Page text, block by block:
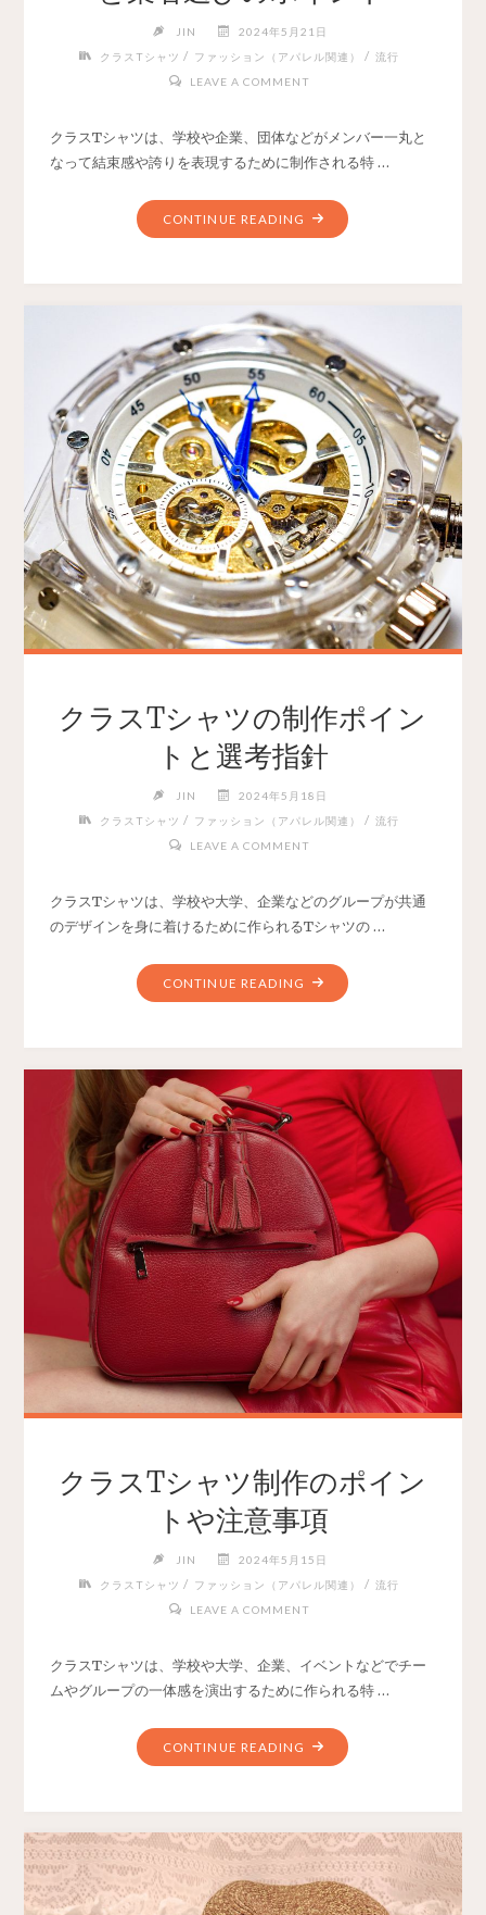
JIN
2024年5月21日
クラスTシャツ / ファッション（アパレル関連） / 流行
LEAVE A COMMENT
クラスTシャツは、学校や企業、団体などがメンバー一丸と
なって結束感や誇りを表現するために制作される特 …
CONTINUE READING
クラスTシャツの制作ポイン
トと選考指針
JIN
2024年5月18日
クラスTシャツ / ファッション（アパレル関連） / 流行
LEAVE A COMMENT
クラスTシャツは、学校や大学、企業などのグループが共通
のデザインを身に着けるために作られるTシャツの …
CONTINUE READING
クラスTシャツ制作のポイン
トや注意事項
JIN
2024年5月15日
クラスTシャツ / ファッション（アパレル関連） / 流行
LEAVE A COMMENT
クラスTシャツは、学校や大学、企業、イベントなどでチー
ムやグループの一体感を演出するために作られる特 …
CONTINUE READING